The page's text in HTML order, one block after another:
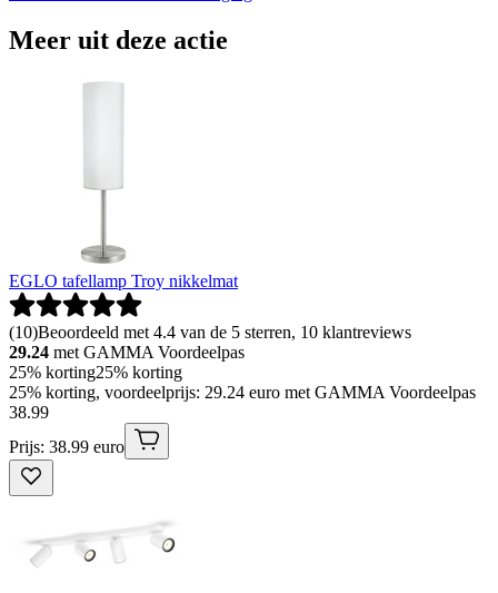
Meer uit deze actie
EGLO tafellamp Troy nikkelmat
(10)Beoordeeld met 4.4 van de 5 sterren, 10 klantreviews
29.24 met GAMMA Voordeelpas
25% korting25% korting
25% korting, voordeelprijs: 29.24 euro met GAMMA Voordeelpas
38.99
Prijs: 38.99 euro